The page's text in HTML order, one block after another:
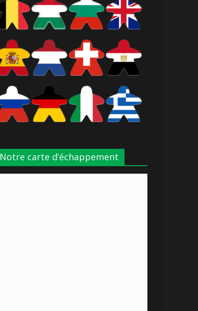
Notre carte d’échappement